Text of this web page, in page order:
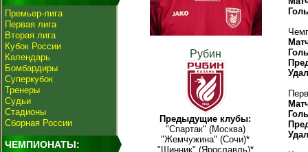
Премьер-лига
Первая лига
Вторая лига
Кубок России
Календарь
Бомбардиры
Суперкубок
Тренеры
Судьи
Стадионы
Сборная России
ЧЕМПИОНАТЫ:
Рубин
Предыдущие клубы:
"Спартак" (Москва)
"Жемчужина" (Сочи)*
"Шинник" (Ярославль)*